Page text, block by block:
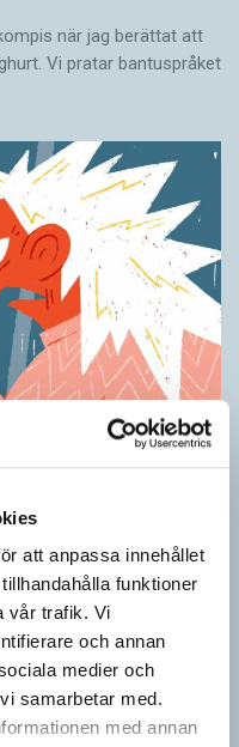
att anpassa innehållet
funktioner
vår trafik. Vi
och annan
medier och
samarbetar med.
med annan
när jag berättat att
Vi pratar bantuspråket
betydelsen
på vilka det umgås med”
John Rupert Firth